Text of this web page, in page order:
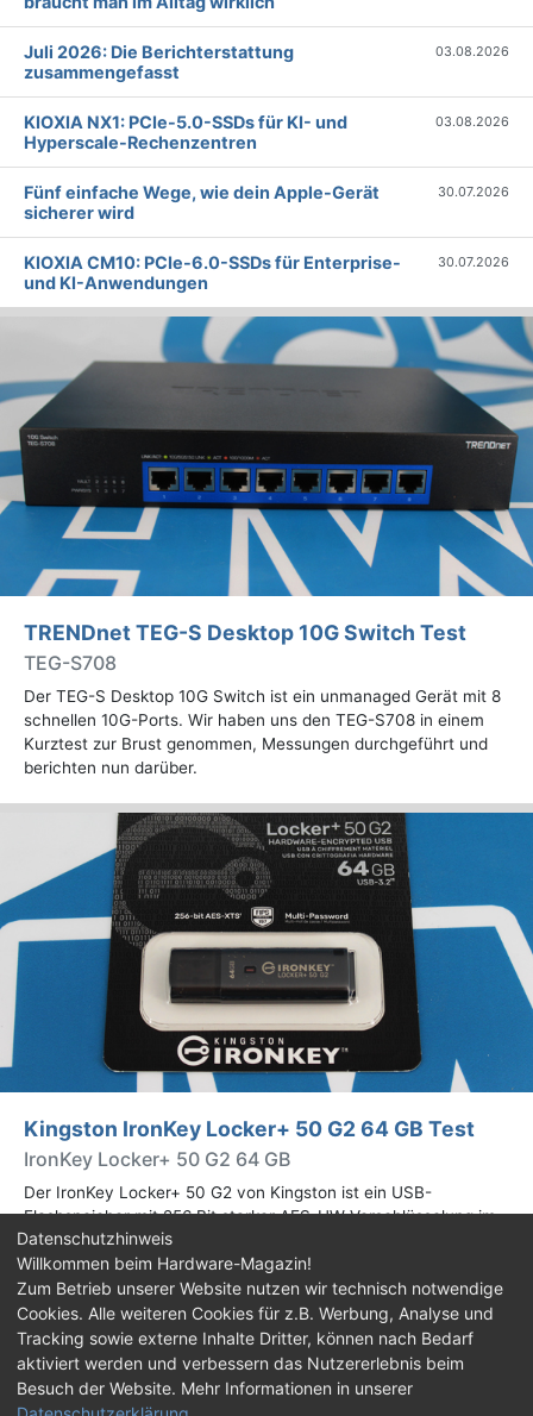
Juli 2026: Die Bericht­erstattung
zusammengefasst
03.08.2026
KIOXIA NX1: PCIe-5.0-SSDs für KI- und
Hyperscale-Rechenzentren
03.08.2026
Fünf einfache Wege, wie dein Apple-Gerät
sicherer wird
30.07.2026
KIOXIA CM10: PCIe-6.0-SSDs für Enterprise-
und KI-Anwendungen
30.07.2026
TRENDnet TEG-S Desktop 10G Switch Test
TEG-S708
Der TEG-S Desktop 10G Switch ist ein unmanaged Gerät mit 8
schnellen 10G-Ports. Wir haben uns den TEG-S708 in einem
Kurztest zur Brust genommen, Messungen durchgeführt und
berichten nun darüber.
Kingston IronKey Locker+ 50 G2 64 GB Test
IronKey Locker+ 50 G2 64 GB
Der IronKey Locker+ 50 G2 von Kingston ist ein USB-
Flashspeicher mit 256 Bit starker AES-HW-Verschlüsselung im
XTS-Modus. Wir haben das 64-GB-Modell im Praxistest
genauer begutachtet.
Impressum| Kontakt |Jobs |Datenschutz |
Consent‑Einstellungen |Haftungsausschluss
Feed Facebook
Datenschutzhinweis
Willkommen beim Hardware-Magazin!
Zum Betrieb unserer Website nutzen wir technisch notwendige
Cookies. Alle weiteren Cookies für z.B. Werbung, Analyse und
Tracking sowie externe Inhalte Dritter, können nach Bedarf
aktiviert werden und verbessern das Nutzererlebnis beim
Besuch der Website. Mehr Informationen in unserer